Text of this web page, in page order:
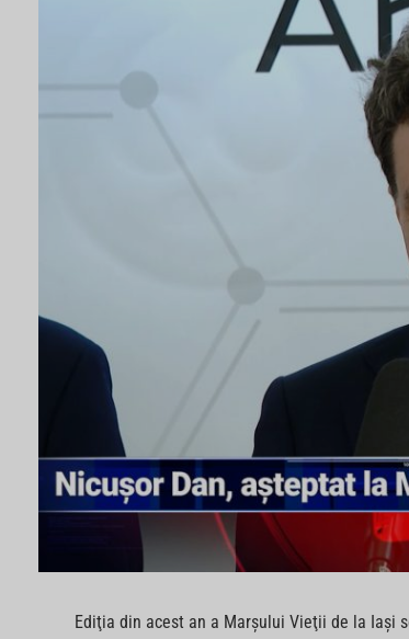
Ediţia din acest an a Marşului Vieţii de la Iaşi